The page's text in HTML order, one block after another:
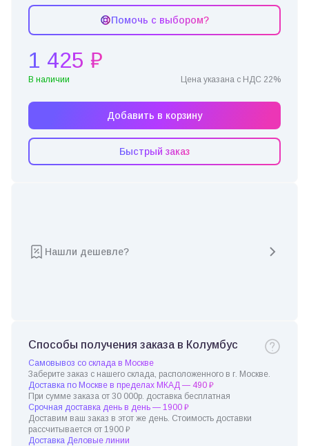
Помочь с выбором?
1 425 ₽
В наличии Цена указана с НДС 22%
Добавить в корзину
Быстрый заказ
Нашли дешевле?
Способы получения заказа в Колумбус
Самовывоз со склада в Москве
Заберите заказ с нашего склада, расположенного в г. Москве.
Доставка по Москве в пределах МКАД — 490 ₽
При сумме заказа от 30 000р. доставка бесплатная
Срочная доставка день в день — 1900 ₽
Доставим ваш заказ в этот же день. Стоимость доставки
рассчитывается от 1900 ₽
Доставка Деловые линии